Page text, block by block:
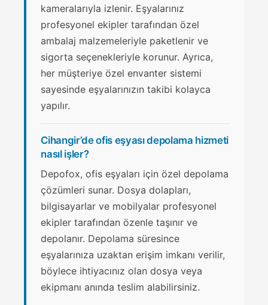
kameralarıyla izlenir. Eşyalarınız
profesyonel ekipler tarafından özel
ambalaj malzemeleriyle paketlenir ve
sigorta seçenekleriyle korunur. Ayrıca,
her müşteriye özel envanter sistemi
sayesinde eşyalarınızın takibi kolayca
yapılır.
Cihangir’de ofis eşyası depolama hizmeti
nasıl işler?
Depofox, ofis eşyaları için özel depolama
çözümleri sunar. Dosya dolapları,
bilgisayarlar ve mobilyalar profesyonel
ekipler tarafından özenle taşınır ve
depolanır. Depolama süresince
eşyalarınıza uzaktan erişim imkanı verilir,
böylece ihtiyacınız olan dosya veya
ekipmanı anında teslim alabilirsiniz.